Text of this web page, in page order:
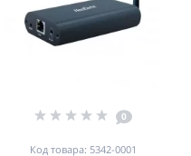
0
Код товара: 5342-0001